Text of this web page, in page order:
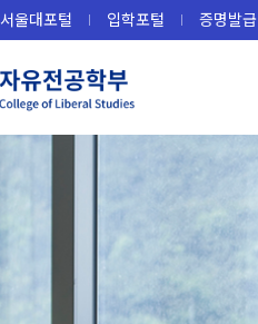
서울대포털 입학포털 증명발급